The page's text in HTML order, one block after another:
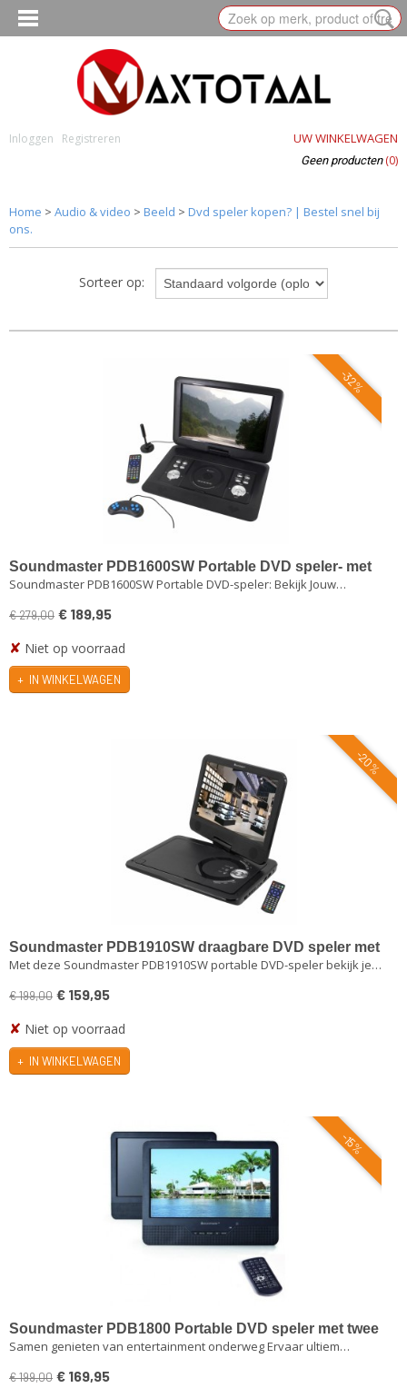
Inloggen Registreren UW WINKELWAGEN
Geen producten (0)
Home > Audio & video > Beeld > Dvd speler kopen? | Bestel snel bij
ons.
Sorteer op:
-32%
Soundmaster PDB1600SW Portable DVD speler- met
DVB-T2 HD tuner- 15,4 inch TFT -LCD scherm
Soundmaster PDB1600SW Portable DVD-speler: Bekijk Jouw…
€ 279,00 € 189,95
✘ Niet op voorraad
IN WINKELWAGEN
-20%
Soundmaster PDB1910SW draagbare DVD speler met
DVB-T2 HD tuner en beeldscherm
Met deze Soundmaster PDB1910SW portable DVD-speler bekijk je…
€ 199,00 € 159,95
✘ Niet op voorraad
IN WINKELWAGEN
-15%
Soundmaster PDB1800 Portable DVD speler met twee
9 inch TFT-LCD scherm
Samen genieten van entertainment onderweg Ervaar ultiem…
€ 199,00 € 169,95